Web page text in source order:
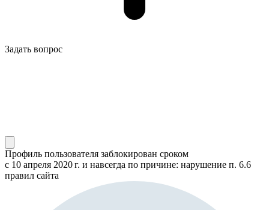
Задать вопрос
Профиль пользователя заблокирован сроком
с 10 апреля 2020 г. и навсегда по причине: нарушение п. 6.6
правил сайта